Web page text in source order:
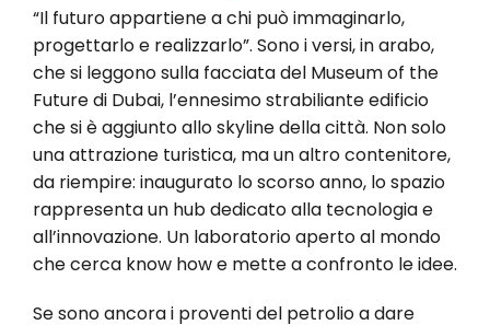
“Il futuro appartiene a chi può immaginarlo,
progettarlo e realizzarlo”. Sono i versi, in arabo,
che si leggono sulla facciata del Museum of the
Future di Dubai, l’ennesimo strabiliante edificio
che si è aggiunto allo skyline della città. Non solo
una attrazione turistica, ma un altro contenitore,
da riempire: inaugurato lo scorso anno, lo spazio
rappresenta un hub dedicato alla tecnologia e
all’innovazione. Un laboratorio aperto al mondo
che cerca know how e mette a confronto le idee.
Se sono ancora i proventi del petrolio a dare